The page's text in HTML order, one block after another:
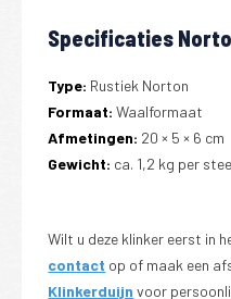
Specificaties
Type: Rustiek Norton
Formaat: Waalformaat
Afmetingen: 20 × 5 × 6 cm
Gewicht: ca. 1,2 kg per
Wilt u deze klinker eerst in
contact op of maak een
Klinkerduijn voor